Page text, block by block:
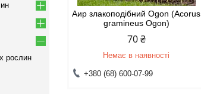
Аир злакоподібний Ogon (Acorus
gramineus Ogon)
70 ₴
Немає в наявності
+380 (68) 600-07-99
рослин